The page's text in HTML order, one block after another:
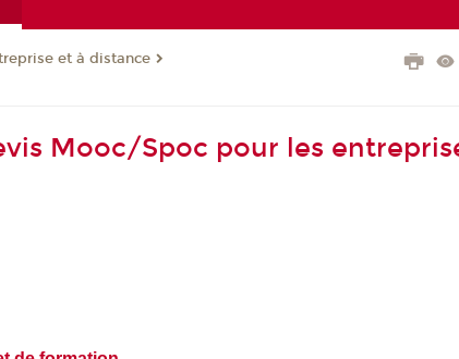
et à distance
Mooc/Spoc pour les